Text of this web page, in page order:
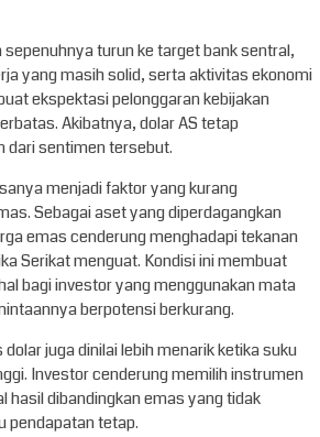
turun ke target bank sentral,
yang masih solid, serta aktivitas ekonomi
ekspektasi pelonggaran kebijakan
Akibatnya, dolar AS tetap
dari sentimen tersebut.
menjadi faktor yang kurang
Sebagai aset yang diperdagangkan
emas cenderung menghadapi tekanan
Serikat menguat. Kondisi ini membuat
bagi investor yang menggunakan mata
berpotensi berkurang.
juga dinilai lebih menarik ketika suku
Investor cenderung memilih instrumen
hasil dibandingkan emas yang tidak
pendapatan tetap.